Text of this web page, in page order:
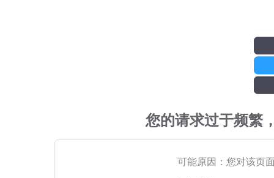
您的请求过于频繁
可能原因：您对该页